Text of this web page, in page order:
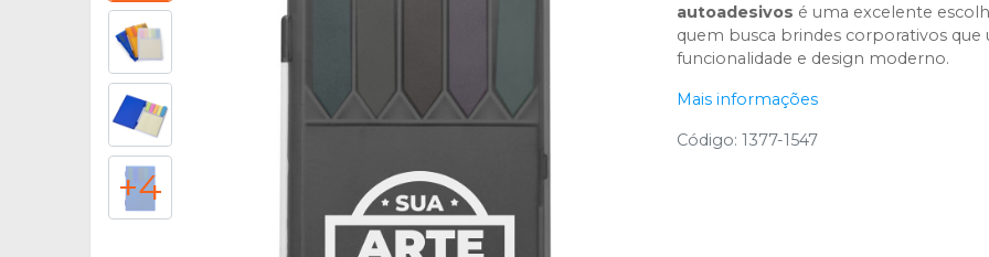
+4
autoadesivos é uma excelente
quem busca brindes corporativos que
funcionalidade e design moderno.
Mais informações
Código: 1377-1547